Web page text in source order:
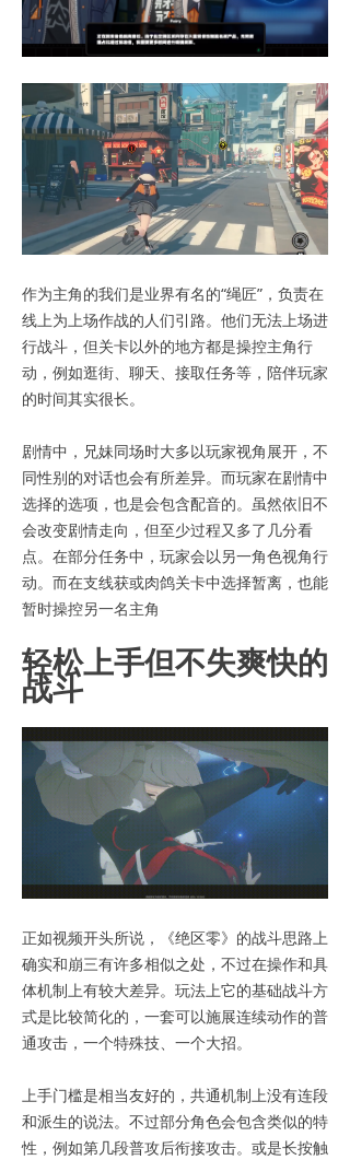
作为主角的我们是业界有名的“绳匠”，负责在
线上为上场作战的人们引路。他们无法上场进
行战斗，但关卡以外的地方都是操控主角行
动，例如逛街、聊天、接取任务等，陪伴玩家
的时间其实很长。
剧情中，兄妹同场时大多以玩家视角展开，不
同性别的对话也会有所差异。而玩家在剧情中
选择的选项，也是会包含配音的。虽然依旧不
会改变剧情走向，但至少过程又多了几分看
点。在部分任务中，玩家会以另一角色视角行
动。而在支线获或肉鸽关卡中选择暂离，也能
暂时操控另一名主角
轻松上手但不失爽快的
战斗
正如视频开头所说，《绝区零》的战斗思路上
确实和崩三有许多相似之处，不过在操作和具
体机制上有较大差异。玩法上它的基础战斗方
式是比较简化的，一套可以施展连续动作的普
通攻击，一个特殊技、一个大招。
上手门槛是相当友好的，共通机制上没有连段
和派生的说法。不过部分角色会包含类似的特
性，例如第几段普攻后衔接攻击。或是长按触